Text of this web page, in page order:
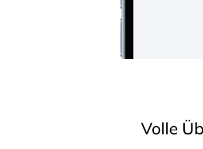
Volle